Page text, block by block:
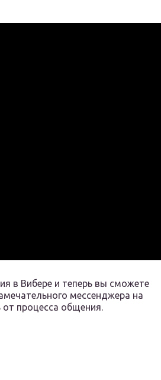
в Вибере и теперь вы сможете
мессенджера на
процесса общения.